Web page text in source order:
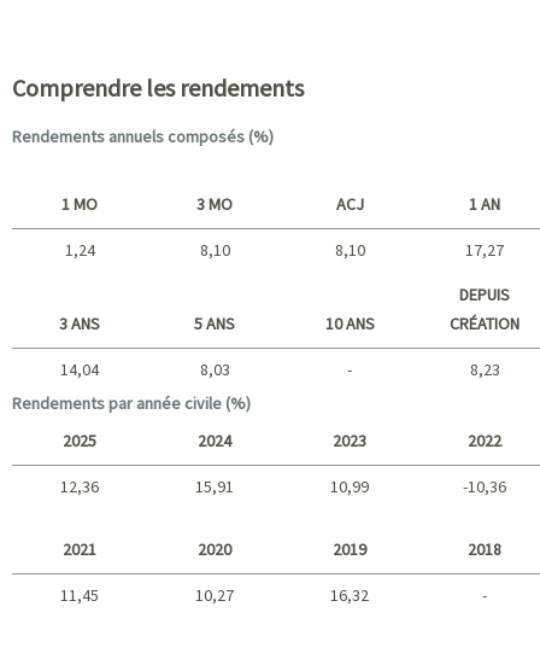
Comprendre les rendements
Rendements annuels composés (%)
1 MO 3 MO ACJ 1 AN
1,24 8,10 8,10 17,27
Long terme
3 ANS 5 ANS 10 ANS
DEPUIS
CRÉATION
14,04 8,03 -
8,23
Rendements par année civile (%)
2025 2024 2023 2022
12,36 15,91 10,99 -10,36
2021 2020 2019 2018
11,45 10,27 16,32 -